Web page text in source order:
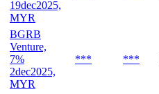
19dec2025,
MYR
BGRB
Venture,
7%
2dec2025,
MYR
*** ***